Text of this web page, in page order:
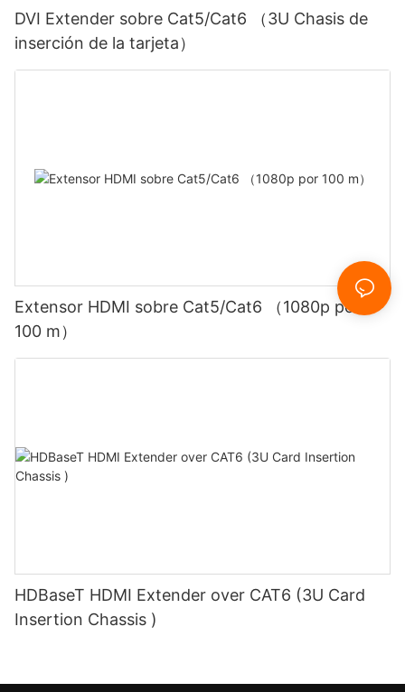
DVI Extender sobre Cat5/Cat6 （3U Chasis de
inserción de la tarjeta）
Extensor HDMI sobre Cat5/Cat6 （1080p por
100 m）
HDBaseT HDMI Extender over CAT6 (3U Card
Insertion Chassis )